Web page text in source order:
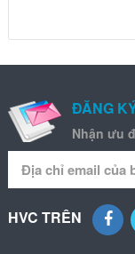
ĐĂNG
Nhận ưu
HVC TRÊN